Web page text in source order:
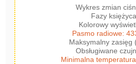
Wykres zmian
Fazy księżyca
Kolorowy
Pasmo radiowe:
Maksymalny zasięg
Obsługiwane
Minimalna